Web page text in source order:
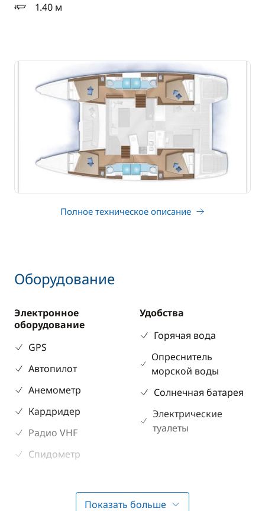
1.40 м
осадка
Полное техническое описание
Оборудование
Электронное
оборудование
GPS
Автопилот
Анемометр
Кардридер
Радио VHF
Спидометр
Удобства
Горячая вода
Опреснитель
морской воды
Солнечная батарея
Электрические
туалеты
Показать больше